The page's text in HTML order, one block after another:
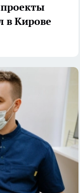
в Кирове